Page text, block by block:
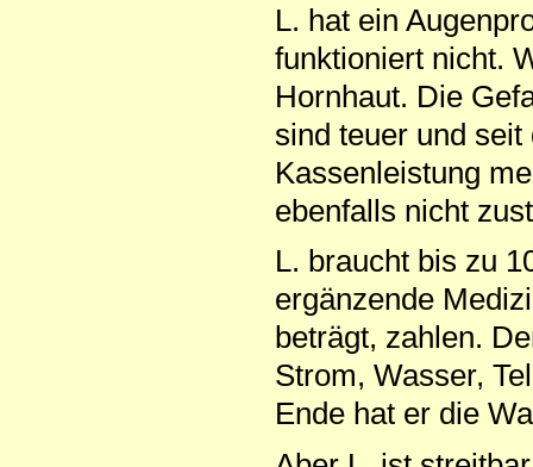
L. hat ein
funktioniert nicht.
Hornhaut. Die
sind teuer und
Kassenleistung
ebenfalls nicht
L. braucht bis zu
ergänzende
beträgt, zahlen.
Strom, Wasser,
Ende hat er die